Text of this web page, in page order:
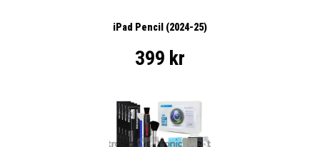
iPad Pencil (2024-25)
399 kr